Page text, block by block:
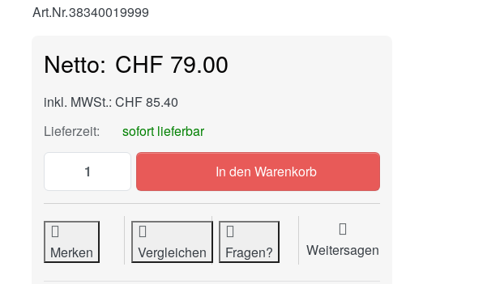
Art.Nr.38340019999
CHF 79.00
inkl. MWSt.: CHF 85.40
Lieferzeit:
sofort lieferbar
RENZ MBS Modulhalterung zu CHF 79.00, Menge 1.
In den Warenkorb
Merken Vergleichen Fragen? Weitersagen